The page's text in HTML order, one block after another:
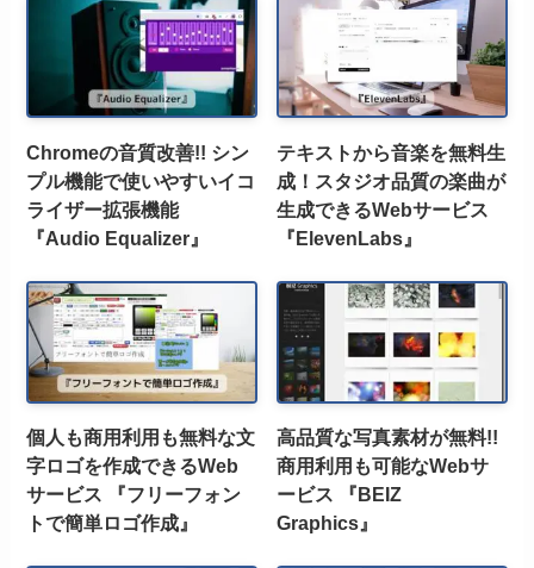
Chromeの音質改善!! シン
プル機能で使いやすいイコ
ライザー拡張機能
『Audio Equalizer』
テキストから音楽を無料生
成！スタジオ品質の楽曲が
生成できるWebサービス
『ElevenLabs』
個人も商用利用も無料な文
字ロゴを作成できるWeb
サービス 『フリーフォン
トで簡単ロゴ作成』
高品質な写真素材が無料!!
商用利用も可能なWebサ
ービス 『BEIZ
Graphics』